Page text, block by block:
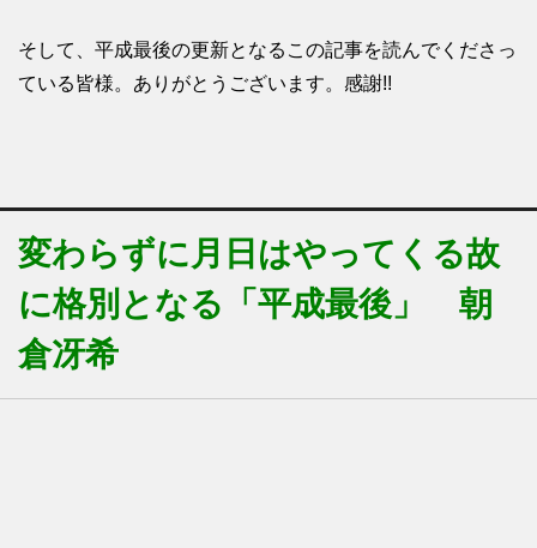
そして、平成最後の更新となるこの記事を読んでくださっ
ている皆様。ありがとうございます。感謝!!
変わらずに月日はやってくる故
に格別となる「平成最後」 朝
倉冴希